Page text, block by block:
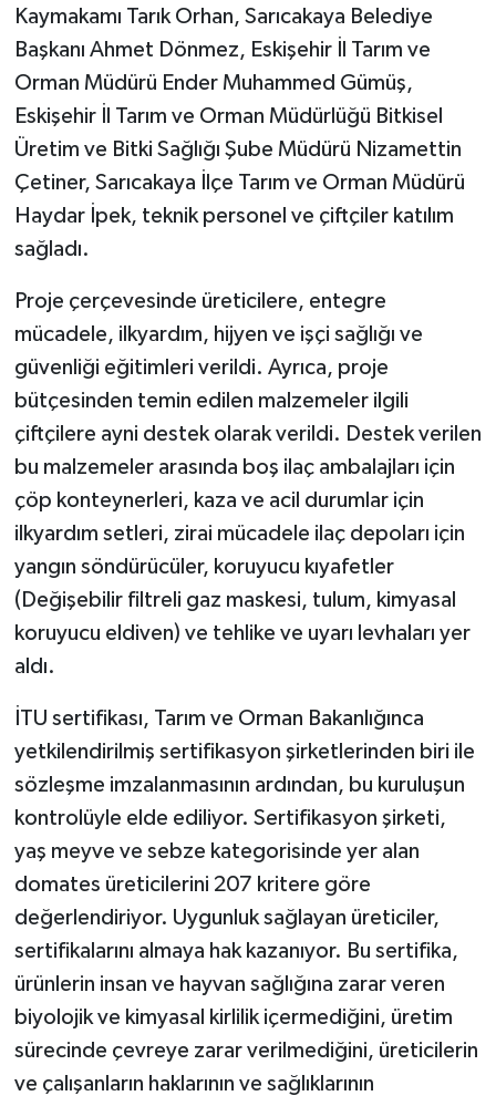
Kaymakamı Tarık Orhan, Sarıcakaya Belediye
Başkanı Ahmet Dönmez, Eskişehir İl Tarım ve
Orman Müdürü Ender Muhammed Gümüş,
Eskişehir İl Tarım ve Orman Müdürlüğü Bitkisel
Üretim ve Bitki Sağlığı Şube Müdürü Nizamettin
Çetiner, Sarıcakaya İlçe Tarım ve Orman Müdürü
Haydar İpek, teknik personel ve çiftçiler katılım
sağladı.
Proje çerçevesinde üreticilere, entegre
mücadele, ilkyardım, hijyen ve işçi sağlığı ve
güvenliği eğitimleri verildi. Ayrıca, proje
bütçesinden temin edilen malzemeler ilgili
çiftçilere ayni destek olarak verildi. Destek verilen
bu malzemeler arasında boş ilaç ambalajları için
çöp konteynerleri, kaza ve acil durumlar için
ilkyardım setleri, zirai mücadele ilaç depoları için
yangın söndürücüler, koruyucu kıyafetler
(Değişebilir filtreli gaz maskesi, tulum, kimyasal
koruyucu eldiven) ve tehlike ve uyarı levhaları yer
aldı.
İTU sertifikası, Tarım ve Orman Bakanlığınca
yetkilendirilmiş sertifikasyon şirketlerinden biri ile
sözleşme imzalanmasının ardından, bu kuruluşun
kontrolüyle elde ediliyor. Sertifikasyon şirketi,
yaş meyve ve sebze kategorisinde yer alan
domates üreticilerini 207 kritere göre
değerlendiriyor. Uygunluk sağlayan üreticiler,
sertifikalarını almaya hak kazanıyor. Bu sertifika,
ürünlerin insan ve hayvan sağlığına zarar veren
biyolojik ve kimyasal kirlilik içermediğini, üretim
sürecinde çevreye zarar verilmediğini, üreticilerin
ve çalışanların haklarının ve sağlıklarının